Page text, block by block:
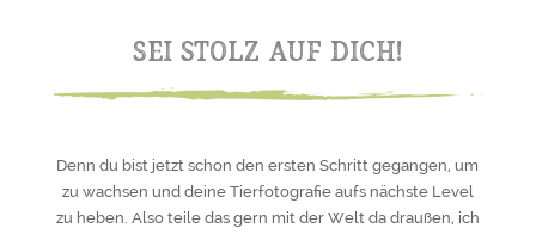
Sei stolz auf dich!
Denn du bist jetzt schon den ersten Schritt gegangen, um
zu wachsen und deine Tierfotografie aufs nächste Level
zu heben. Also teile das gern mit der Welt da draußen, ich